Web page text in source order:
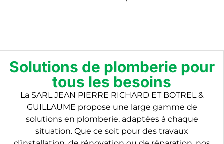
Solutions de plomberie pour
tous les besoins
La SARL JEAN PIERRE RICHARD ET BOTREL &
GUILLAUME propose une large gamme de
solutions en plomberie, adaptées à chaque
situation. Que ce soit pour des travaux